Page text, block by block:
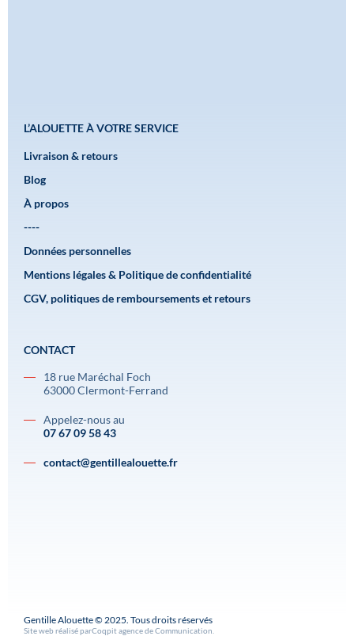
L’ALOUETTE À VOTRE SERVICE
Livraison & retours
Blog
À propos
----
Données personnelles
Mentions légales & Politique de confidentialité
CGV, politiques de remboursements et retours
CONTACT
18 rue Maréchal Foch
63000 Clermont-Ferrand
Appelez-nous au
07 67 09 58 43
contact@gentillealouette.fr
Gentille Alouette © 2025. Tous droits réservés
Site web réalisé parCoqpit agence de Communication